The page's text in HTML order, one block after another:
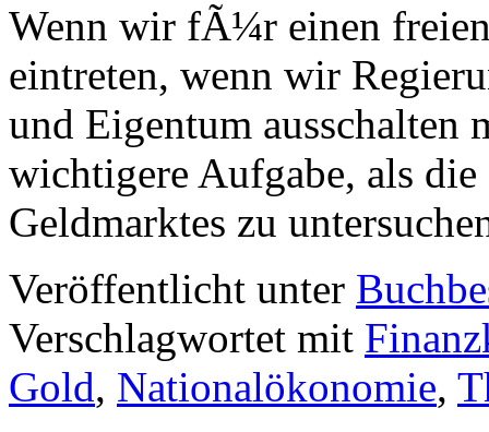
Wenn wir fÃ¼r einen
eintreten, wenn wir
und Eigentum ausschalten
wichtigere Aufgabe, als
Geldmarktes zu
Veröffentlicht unter
Verschlagwortet mit
Gold, Nationalökonomie,